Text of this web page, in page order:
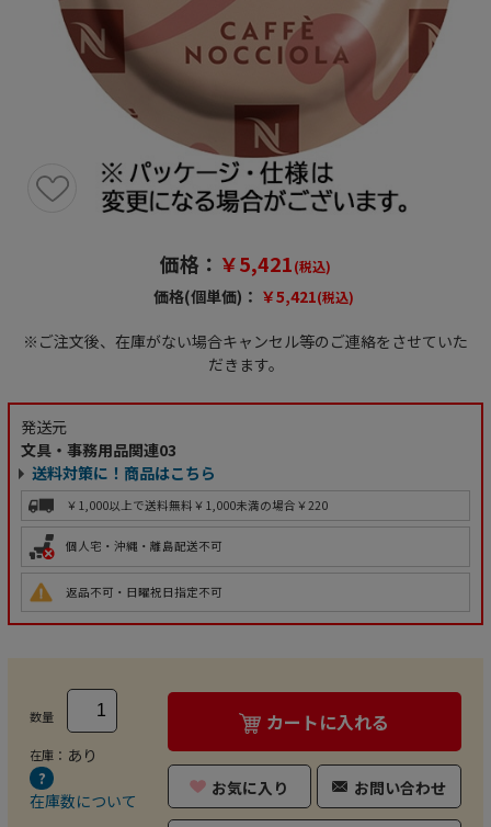
価格： ￥5,421(税込)
価格(個単価)： ￥5,421(税込)
※ご注文後、在庫がない場合キャンセル等のご連絡をさせていた
だきます。
発送元
文具・事務用品関連03
送料対策に！商品はこちら
￥1,000以上で送料無料 ￥1,000未満の場合￥220
個人宅・沖縄・離島配送不可
返品不可・日曜祝日指定不可
数量
在庫： あり
在庫数について
カートに入れる
お気に入り お問い合わせ